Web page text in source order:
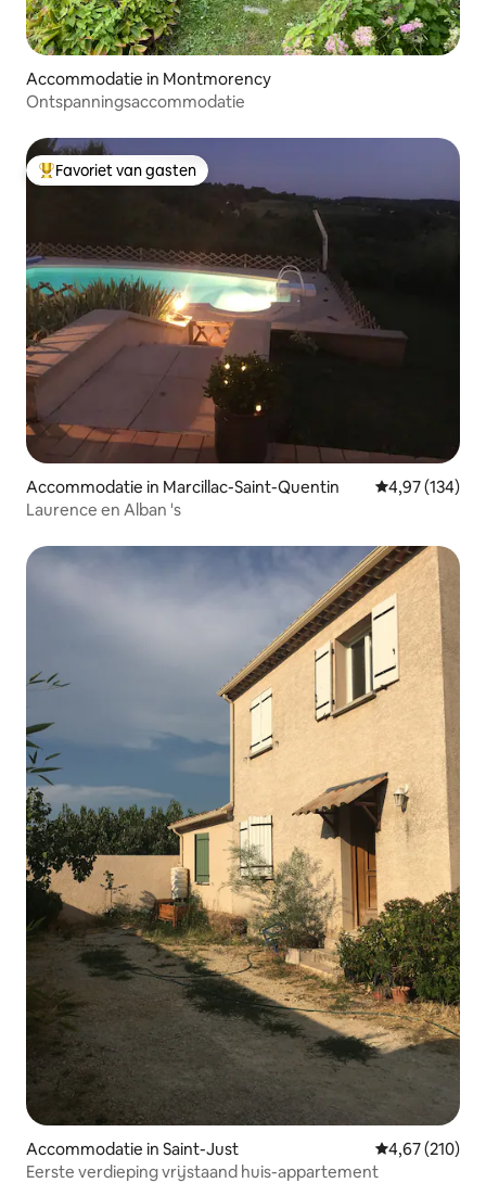
Accommodatie in Montmorency
Ontspanningsaccommodatie
Topfavoriet van gasten
Favoriet van gasten
Accommodatie in Marcillac-Saint-Quentin Gemiddelde
4,97 (134)
Laurence en Alban 's
Accommodatie in Saint-Just Gemiddelde
4,67 (210)
Eerste verdieping vrijstaand huis-appartement